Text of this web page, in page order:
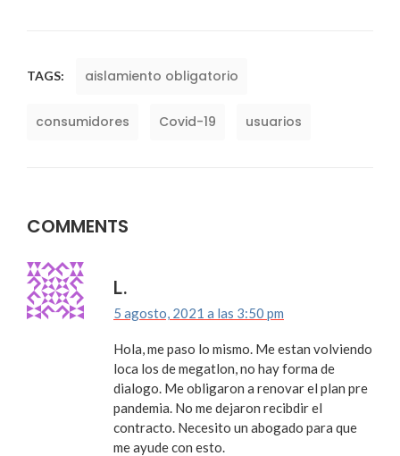
TAGS: aislamiento obligatorio
consumidores Covid-19 usuarios
COMMENTS
L.
5 agosto, 2021 a las 3:50 pm
Hola, me paso lo mismo. Me estan volviendo
loca los de megatlon, no hay forma de
dialogo. Me obligaron a renovar el plan pre
pandemia. No me dejaron recibdir el
contracto. Necesito un abogado para que
me ayude con esto.